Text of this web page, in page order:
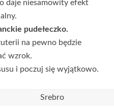
daje niesamowity efekt
pudełeczko.
na pewno będzie
wzrok.
i poczuj się wyjątkowo.
Srebro